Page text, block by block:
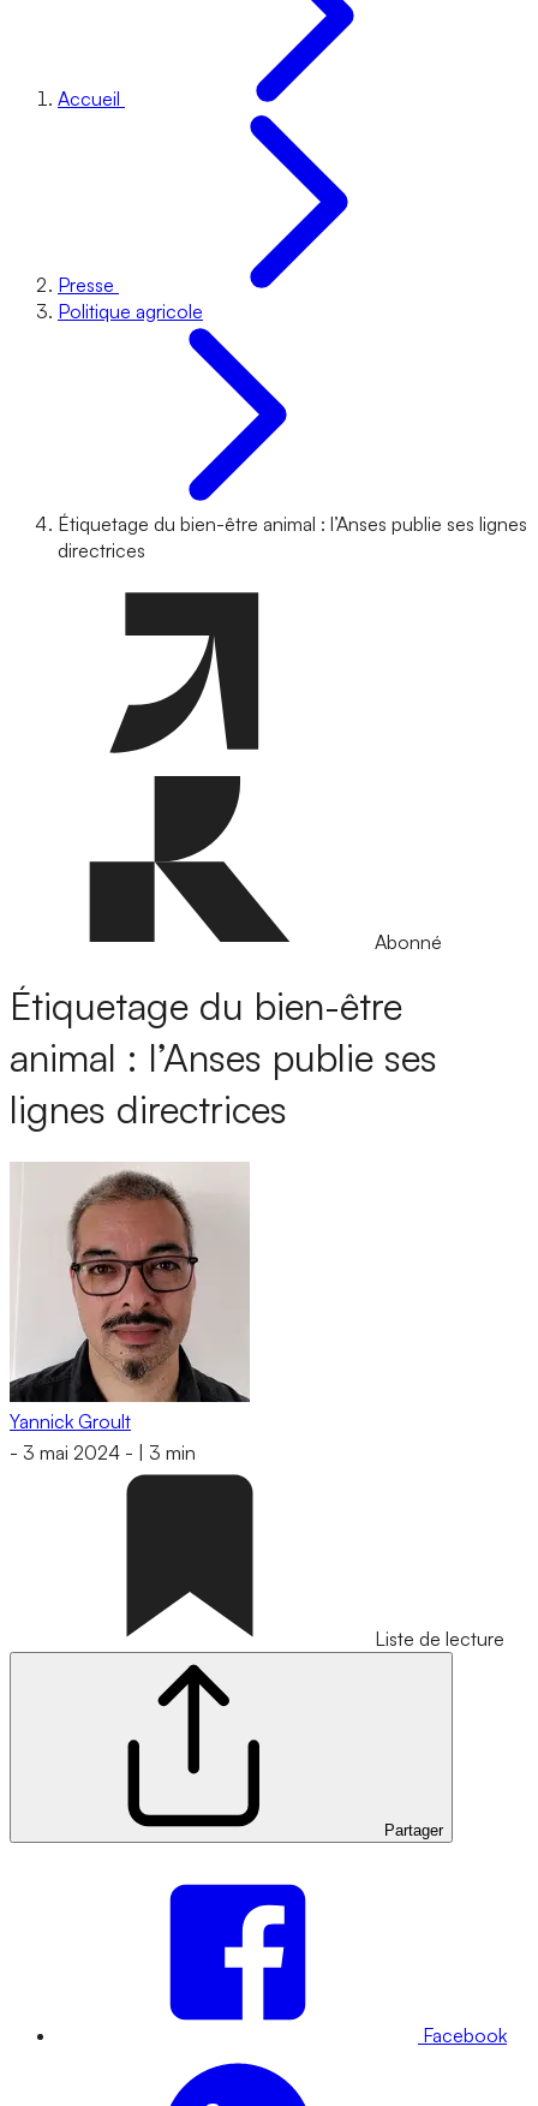
Accueil
Presse
Politique agricole
Étiquetage du bien-être animal : l’Anses publie ses lignes
directrices
Abonné
Étiquetage du bien-être
animal : l’Anses publie ses
lignes directrices
Yannick Groult
- 3 mai 2024 - 3 min
Liste de lecture
Partager
Facebook